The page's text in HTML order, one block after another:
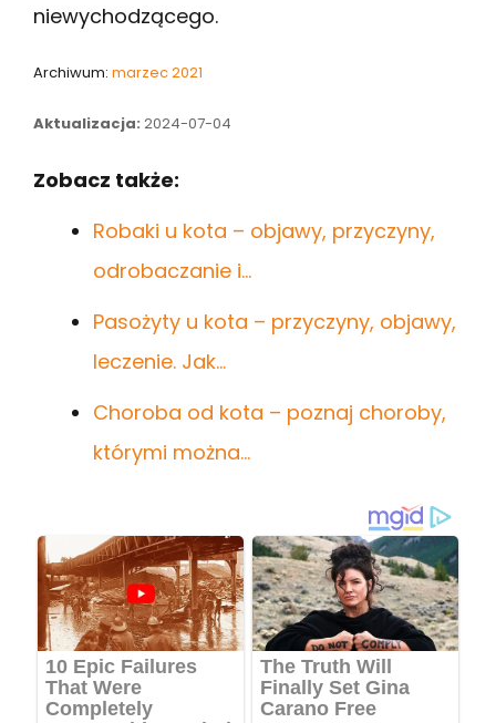
niewychodzącego.
Archiwum: marzec 2021
Aktualizacja: 2024-07-04
Zobacz także:
Robaki u kota – objawy, przyczyny,
odrobaczanie i…
Pasożyty u kota – przyczyny, objawy,
leczenie. Jak…
Choroba od kota – poznaj choroby,
którymi można…